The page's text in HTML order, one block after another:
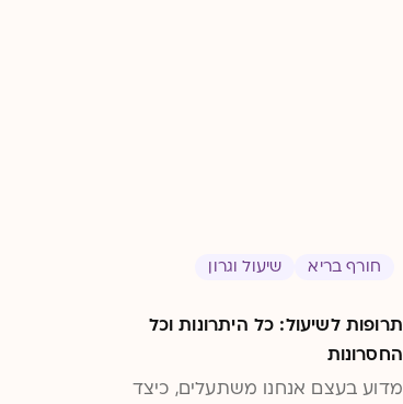
חורף בריא שיעול וגרון
תרופות לשיעול: כל היתרונות וכל
החסרונות
מדוע בעצם אנחנו משתעלים, כיצד